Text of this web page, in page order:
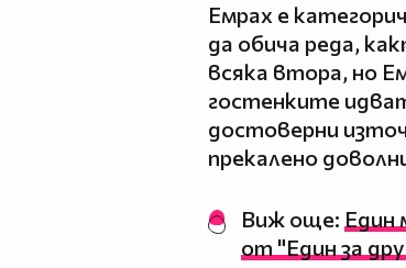
Емрах е
да обича реда,
всяка втора, но
гостенките
достоверни
прекалено
Виж още: Един
от "Един за